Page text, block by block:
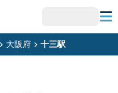
大阪府 十三駅